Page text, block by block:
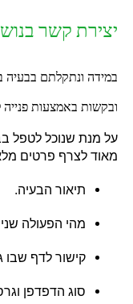
יצירת קשר
במידה ונתקלתם בבעיה
ובקשות באמצעות פנייה
על מנת שנוכל לטפל
מאוד לצרף פרטים
תיאור הבעיה.
מהי הפעולה
קישור לדף
סוג הדפדפן